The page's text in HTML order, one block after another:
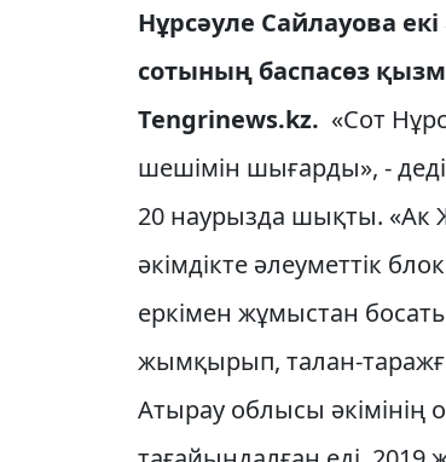
Нұрсәуле Сайлауова
сотының баспасөз
Tengrinews.kz. «Сот
шешімін шығарды», -
20 наурызда шықты. «Ак
әкімдікте әлеуметтік
еркімен жұмыстан
жымқырып, талан-
Атырау облысы